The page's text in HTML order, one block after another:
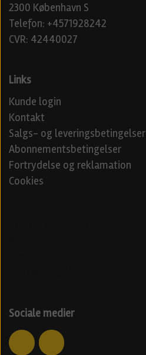
2300 København S
Telefon: +4571928242
CVR: 42440027
Links
Kunde login
Kontakt
Salgs- og leveringsbetingelser
Abonnementsbetingelser
Fortrydelse og reklamation
Cookies
Sociale medier